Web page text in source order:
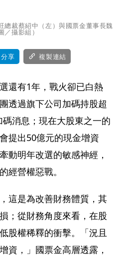
總裁蔡紹中（左）與國票金董事長魏
／攝影組）
分享 複製連結
還有1年，戰火卻已白熱
透過旗下公司加碼持股超
消息；現在大股東之一的
提出50億元的現金增資
動明年改選的敏感神經，
經營權惡戰。
這是為改善財務體質，其
；從財務角度來看，在股
股權稀釋的衝擊。「況且
資，」國票金高層透露，